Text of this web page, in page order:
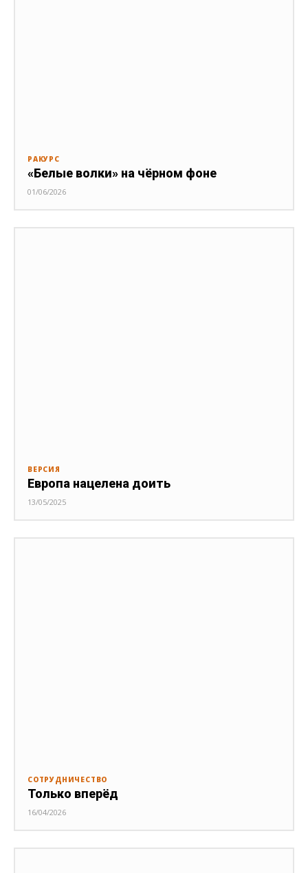
РАКУРС
«Белые волки» на чёрном фоне
01/06/2026
ВЕРСИЯ
Европа нацелена доить
13/05/2025
СОТРУДНИЧЕСТВО
Только вперёд
16/04/2026